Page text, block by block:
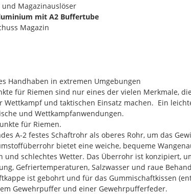
und Magazinauslöser
mit A2 Buffertube
Magazin
Handhaben in extremen Umgebungen
für Riemen sind nur eines der vielen Merkmale,
und taktischen Einsatz machen. Ein
und Wettkampfanwendungen.
für Riemen.
A-2 festes Schaftrohr als oberes Rohr, um das
bietet eine weiche, bequeme
und schlechtes Wetter. Das Überrohr ist konzipiert,
Gefriertemperaturen, Salzwasser und raue
ist gebohrt und für das Gummischaftkissen
Gewehrpuffer und einer Gewehrpufferfeder.